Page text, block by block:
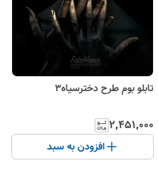
تابلو بوم طرح دخترسیاه۳
۲٬۴۵۱٬۰۰۰
افزودن به سبد